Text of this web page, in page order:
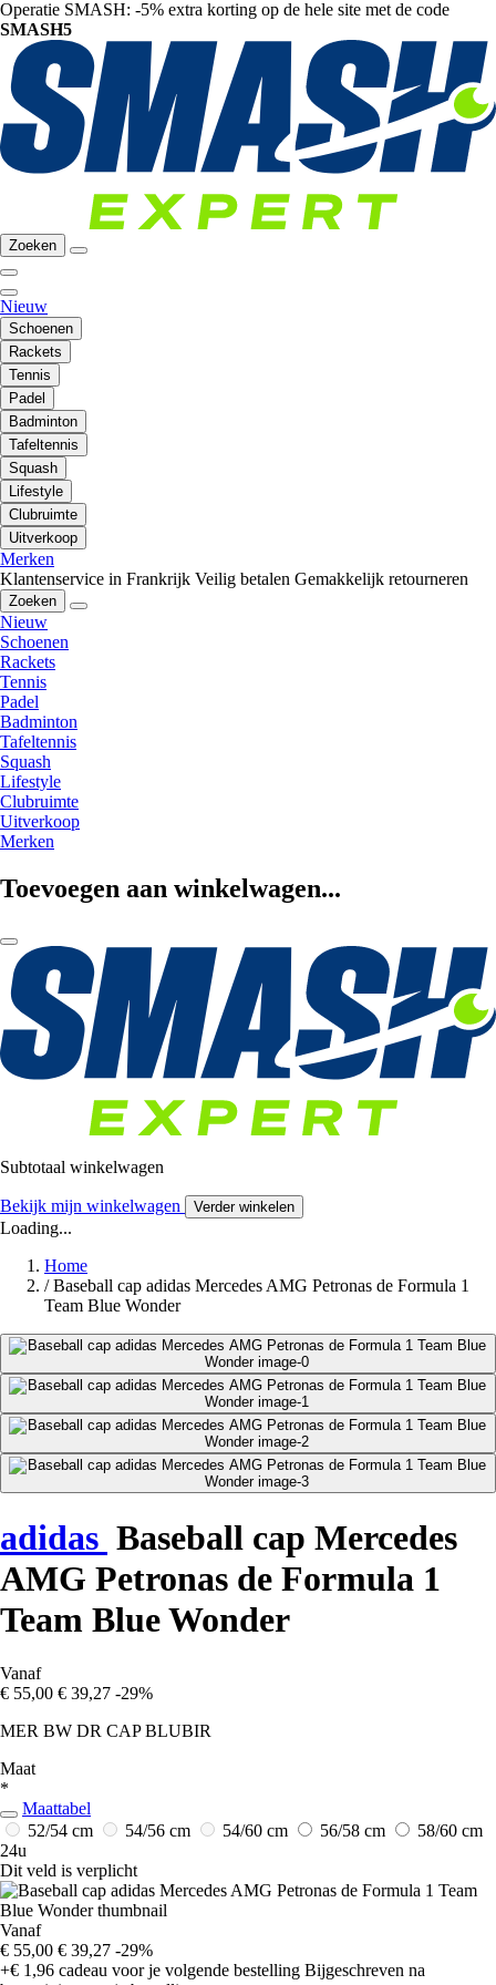
Operatie SMASH: -5% extra korting op de hele site met de code
SMASH5
Zoeken
Nieuw
Schoenen
Rackets
Tennis
Padel
Badminton
Tafeltennis
Squash
Lifestyle
Clubruimte
Uitverkoop
Merken
Klantenservice in Frankrijk Veilig betalen Gemakkelijk retourneren
Zoeken
Nieuw
Schoenen
Rackets
Tennis
Padel
Badminton
Tafeltennis
Squash
Lifestyle
Clubruimte
Uitverkoop
Merken
Toevoegen aan winkelwagen...
Subtotaal winkelwagen
Bekijk mijn winkelwagen Verder winkelen
Loading...
Home
/ Baseball cap adidas Mercedes AMG Petronas de Formula 1
Team Blue Wonder
adidas Baseball cap Mercedes
AMG Petronas de Formula 1
Team Blue Wonder
Vanaf
€ 55,00 € 39,27 -29%
MER BW DR CAP BLUBIR
Maat
*
Maattabel
52/54 cm
54/56 cm 54/60 cm 56/58 cm
58/60 cm
24u
Dit veld is verplicht
Vanaf
€ 55,00 € 39,27 -29%
+€ 1,96 cadeau voor je volgende bestelling Bijgeschreven na